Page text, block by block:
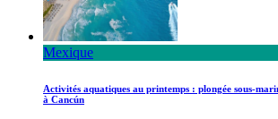
Mexique
Activités aquatiques au printemps : plongée sous-
à Cancún